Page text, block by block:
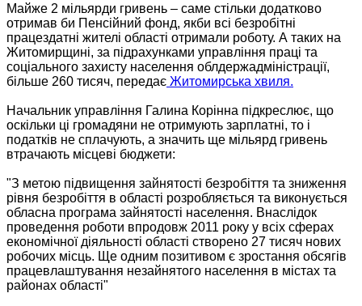
Майже 2 мільярди гривень – саме стільки додатково
отримав би Пенсійний фонд, якби всі безробітні
працездатні жителі області отримали роботу. А таких на
Житомирщині, за підрахунками управління праці та
соціального захисту населення облдержадміністрації,
більше 260 тисяч, передає Житомирська хвиля.
Начальник управління Галина Корінна підкреслює, що
оскільки ці громадяни не отримують зарплатні, то і
податків не сплачують, а значить ще мільярд гривень
втрачають місцеві бюджети:
"З метою підвищення зайнятості безробіття та зниження
рівня безробіття в області розробляється та виконується
обласна програма зайнятості населення. Внаслідок
проведення роботи впродовж 2011 року у всіх сферах
економічної діяльності області створено 27 тисяч нових
робочих місць. Ще одним позитивом є зростання обсягів
працевлаштування незайнятого населення в містах та
районах області"